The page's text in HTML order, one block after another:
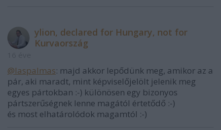
ylion, declared for Hungary, not for
Kurvaország
@laspalmas: majd akkor lepődünk meg, amikor az a
pár, aki maradt, mint képviselőjelölt jelenik meg
egyes pártokban :-) különösen egy bizonyos
pártszerűségnek lenne magától értetődő :-)
és most elhatárolódok magamtól :-)